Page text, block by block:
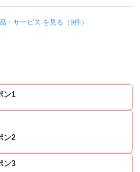
・サービス を見る（9件）
ン1
ン2
ン3